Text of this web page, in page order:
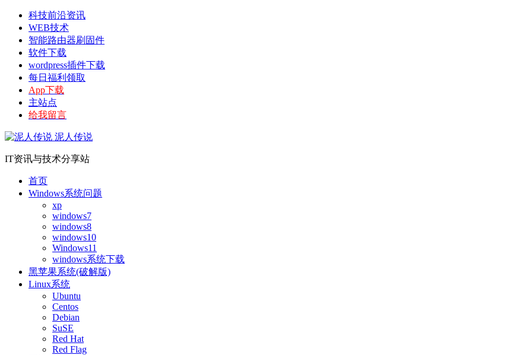
科技前沿资讯
WEB技术
智能路由器刷固件
软件下载
wordpress插件下载
每日福利领取
App下载
主站点
给我留言
泥人传说
IT资讯与技术分享站
首页
Windows系统问题
xp
windows7
windows8
windows10
Windows11
windows系统下载
黑苹果系统(破解版)
Linux系统
Ubuntu
Centos
Debian
SuSE
Red Hat
Red Flag